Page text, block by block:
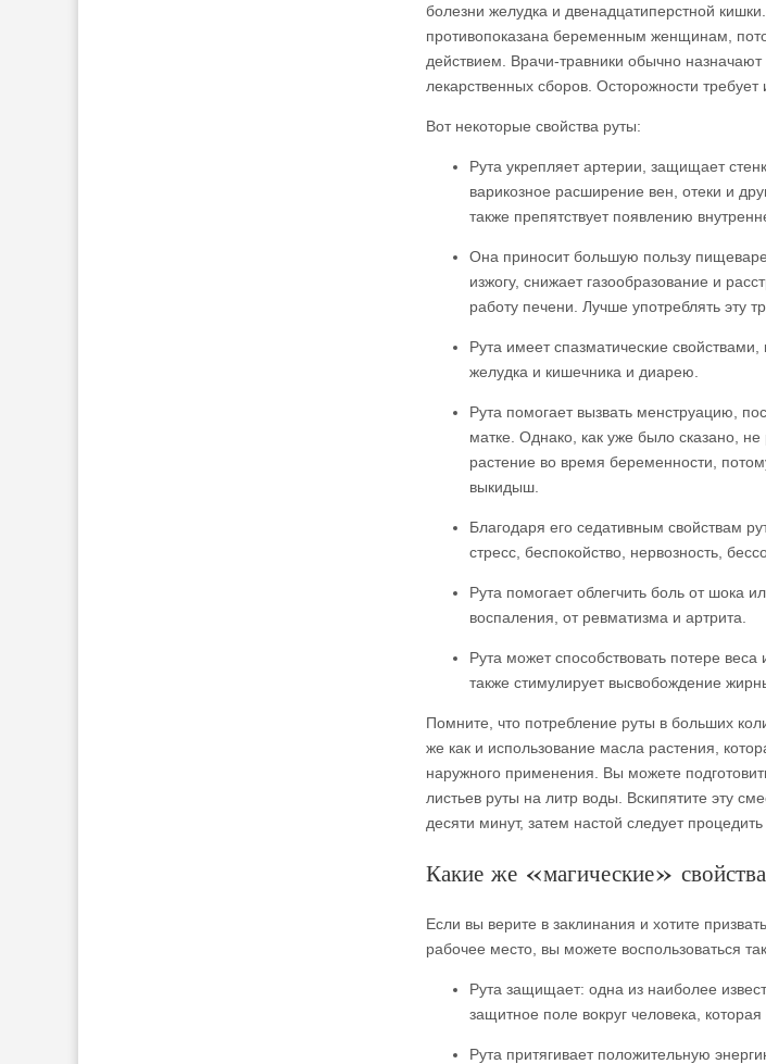
болезни желудка и двенадцатиперстной
противопоказана беременным женщинам,
действием. Врачи-травники обычно назначают
лекарственных сборов. Осторожности
Вот некоторые свойства руты:
Рута укрепляет артерии, защищает
варикозное расширение вен, отеки и
также препятствует появлению
Она приносит большую пользу
изжогу, снижает газообразование и
работу печени. Лучше употреблять эту
Рута имеет спазматические
желудка и кишечника и диарею.
Рута помогает вызвать менструацию,
матке. Однако, как уже было сказано, не
растение во время беременности,
выкидыш.
Благодаря его седативным свойствам
стресс, беспокойство, нервозность,
Рута помогает облегчить боль от шока
воспаления, от ревматизма и артрита.
Рута может способствовать потере
также стимулирует высвобождение
Помните, что потребление руты в больших
же как и использование масла растения,
наружного применения. Вы можете
листьев руты на литр воды. Вскипятите эту
десяти минут, затем настой следует
Какие же «магические»
Если вы верите в заклинания и хотите
рабочее место, вы можете воспользоваться
Рута защищает: одна из наиболее
защитное поле вокруг человека, которая
Рута притягивает положительную